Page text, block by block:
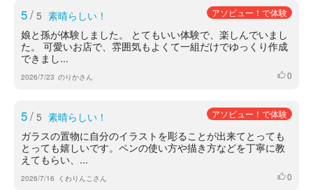
5/ 5 素晴らしい！ アソビュー！で体験
娘と孫が体験しました。 とてもいい体験で、楽しんでいまし
た。 可愛いお店で、雰囲気もよくて一組だけでゆっくり作成
できまし...
2026/7/23 のりかさん いいね
0
5/ 5 素晴らしい！ アソビュー！で体験
ガラスの置物に自分のイラストを彫ることが出来てとっても
とっても嬉しいです。ペンの使い方や描き方などを丁寧に教
えてもらい、...
2026/7/16 くわりんこさん いいね
0